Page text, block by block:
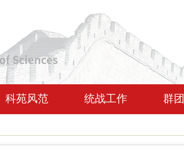
科苑风范 统战工作 群